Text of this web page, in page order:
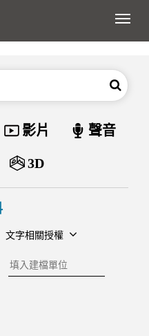
展
搜尋
資料類型
影片 聲音
3D
文字相關授權
建檔單位